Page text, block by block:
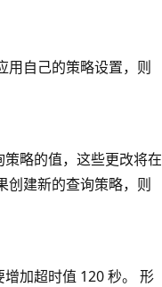
用自己的策略设置，则
略的值，这些更改将在
创建新的查询策略，则
加超时值 120 秒。 形